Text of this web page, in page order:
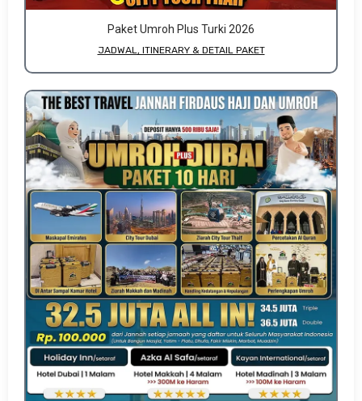
Paket Umroh Plus Turki 2026
JADWAL, ITINERARY & DETAIL PAKET